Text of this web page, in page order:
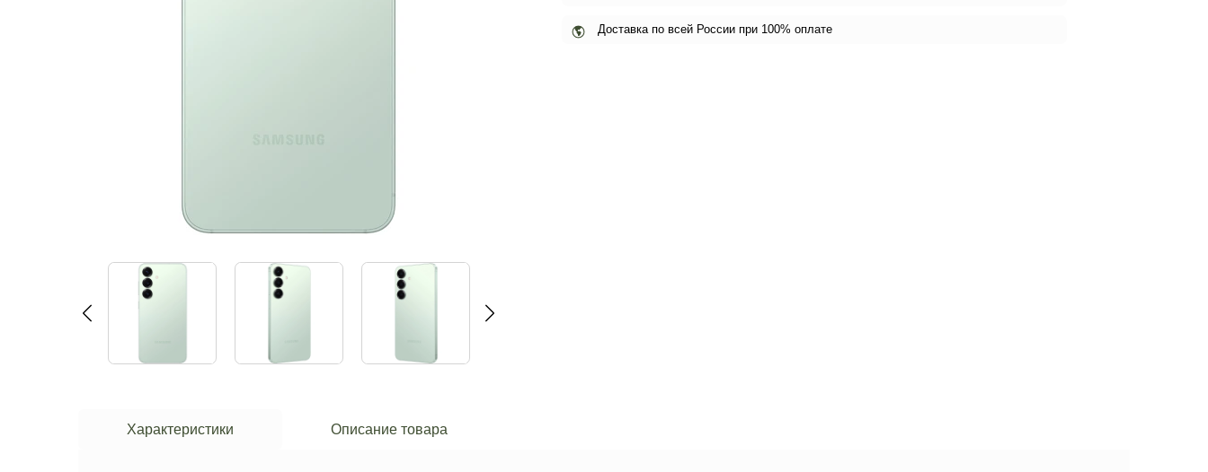
Доставка по всей России при 100% оплате
Характеристики Описание товара